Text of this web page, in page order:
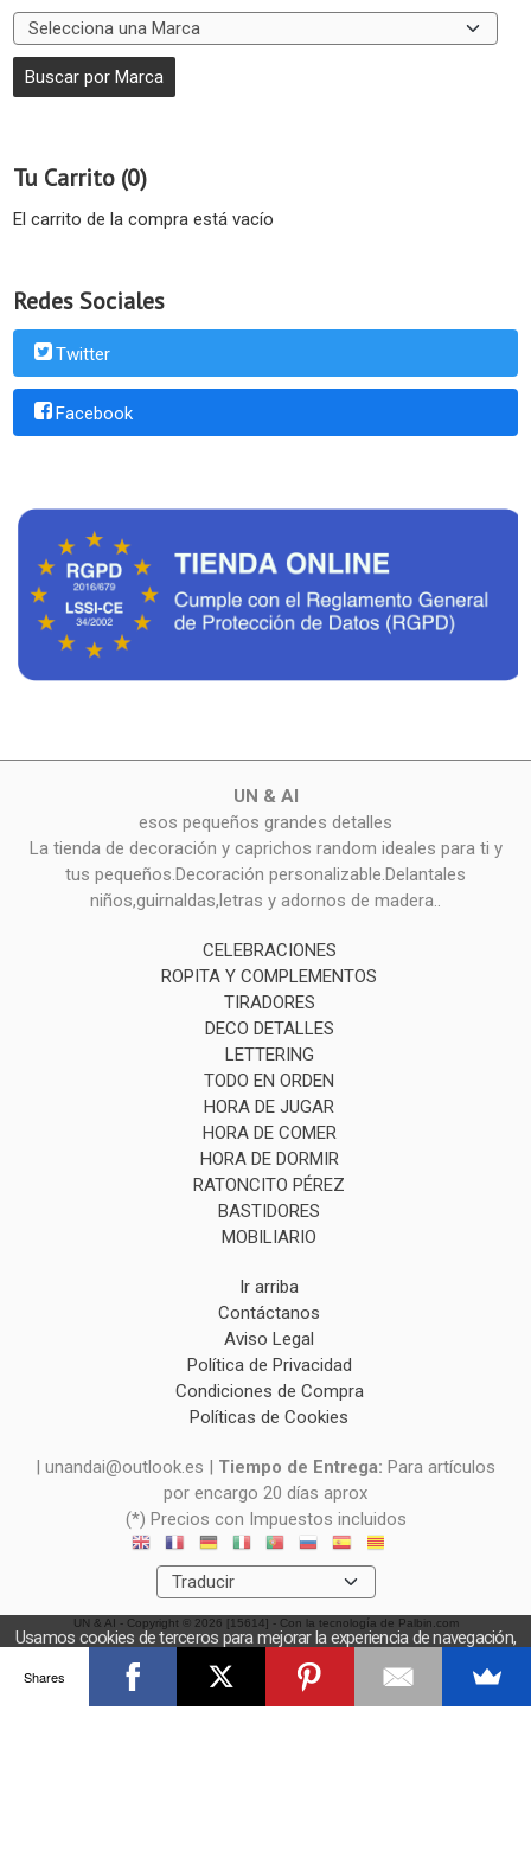
Tu Carrito (0)
El carrito de la compra está vacío
Redes Sociales
Twitter
Facebook
UN & AI
esos pequeños grandes detalles
La tienda de decoración y caprichos random ideales para ti y
tus pequeños.Decoración personalizable.Delantales
niños,guirnaldas,letras y adornos de madera..
CELEBRACIONES
ROPITA Y COMPLEMENTOS
TIRADORES
DECO DETALLES
LETTERING
TODO EN ORDEN
HORA DE JUGAR
HORA DE COMER
HORA DE DORMIR
RATONCITO PÉREZ
BASTIDORES
MOBILIARIO
Ir arriba
Contáctanos
Aviso Legal
Política de Privacidad
Condiciones de Compra
Políticas de Cookies
| unandai@outlook.es | Tiempo de Entrega: Para artículos
por encargo 20 días aprox
(*) Precios con Impuestos incluidos
UN & AI - Copyright © 2026 [15614] - Con la tecnología de Palbin.com
Usamos cookies de terceros para mejorar la experiencia de navegación,
y obtener estadísticas anónimas. Si continúa navegando consideramos
que acepta el uso de cookies.
OK Más información
Shares